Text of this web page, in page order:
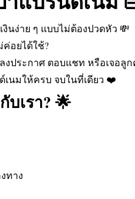
งินง่าย ๆ แบบไม่ต้องปวดหัว 💸
อยได้ใช้?
งประกาศ ตอบแชท หรือเจอลูก
เนมให้ครบ จบในที่เดียว ❤️
เรา? 🌟
ทาง